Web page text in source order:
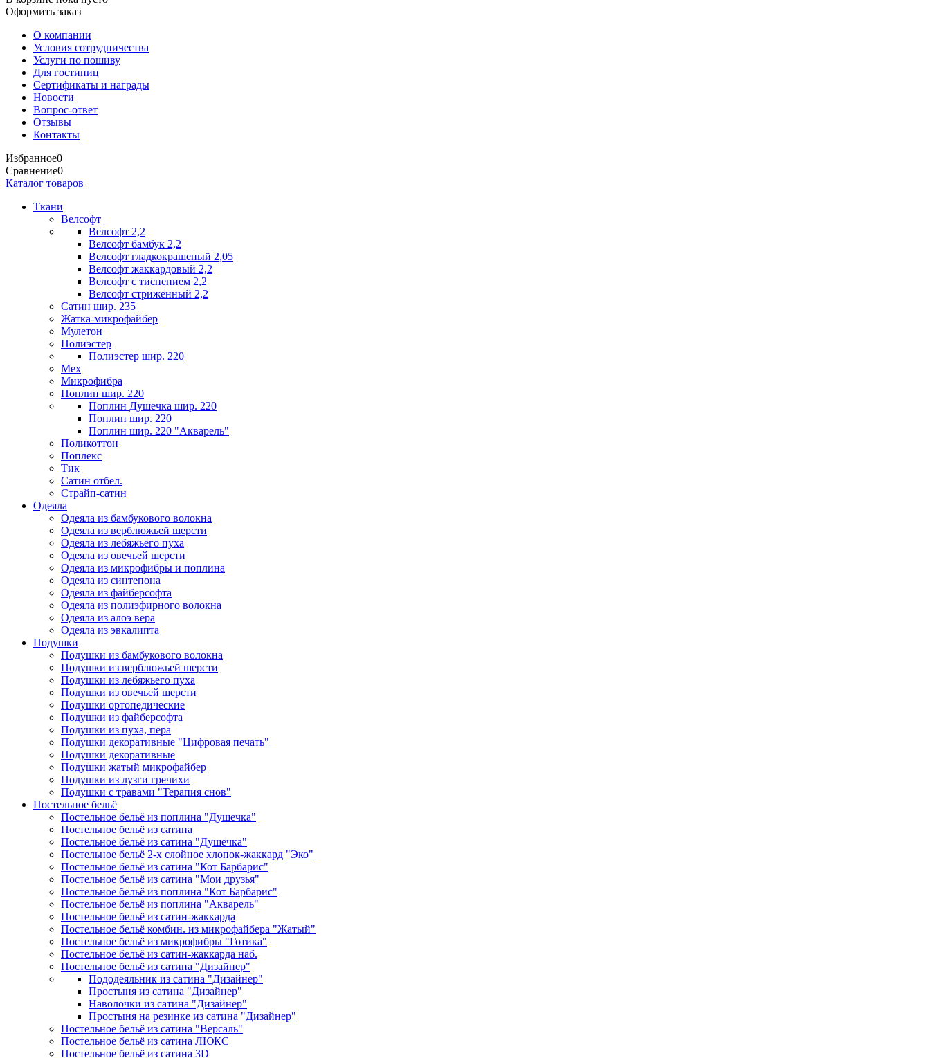
Оформить заказ
О компании
Условия сотрудничества
Услуги по пошиву
Для гостиниц
Сертификаты и награды
Новости
Вопрос-ответ
Отзывы
Контакты
Избранное0
Сравнение0
Каталог товаров
Ткани
Велсофт
Велсофт 2,2
Велсофт бамбук 2,2
Велсофт гладкокрашеный 2,05
Велсофт жаккардовый 2,2
Велсофт с тиснением 2,2
Велсофт стриженный 2,2
Сатин шир. 235
Жатка-микрофайбер
Мулетон
Полиэстер
Полиэстер шир. 220
Мех
Микрофибра
Поплин шир. 220
Поплин Душечка шир. 220
Поплин шир. 220
Поплин шир. 220 "Акварель"
Поликоттон
Поплекс
Тик
Сатин отбел.
Страйп-сатин
Одеяла
Одеяла из бамбукового волокна
Одеяла из верблюжьей шерсти
Одеяла из лебяжьего пуха
Одеяла из овечьей шерсти
Одеяла из микрофибры и поплина
Одеяла из синтепона
Одеяла из файберсофта
Одеяла из полиэфирного волокна
Одеяла из алоэ вера
Одеяла из эвкалипта
Подушки
Подушки из бамбукового волокна
Подушки из верблюжьей шерсти
Подушки из лебяжьего пуха
Подушки из овечьей шерсти
Подушки ортопедические
Подушки из файберсофта
Подушки из пуха, пера
Подушки декоративные "Цифровая печать"
Подушки декоративные
Подушки жатый микрофайбер
Подушки из лузги гречихи
Подушки с травами "Терапия снов"
Постельное бельё
Постельное бельё из поплина "Душечка"
Постельное бельё из сатина
Постельное бельё из сатина "Душечка"
Постельное бельё 2-х слойное хлопок-жаккард "Эко"
Постельное бельё из сатина "Кот Барбарис"
Постельное бельё из сатина "Мои друзья"
Постельное бельё из поплина "Кот Барбарис"
Постельное бельё из поплина "Акварель"
Постельное бельё из сатин-жаккарда
Постельное бельё комбин. из микрофайбера "Жатый"
Постельное бельё из микрофибры "Готика"
Постельное бельё из сатин-жаккарда наб.
Постельное бельё из сатина "Дизайнер"
Пододеяльник из сатина "Дизайнер"
Простыня из сатина "Дизайнер"
Наволочки из сатина "Дизайнер"
Простыня на резинке из сатина "Дизайнер"
Постельное бельё из сатина "Версаль"
Постельное бельё из сатина ЛЮКС
Постельное бельё из сатина 3D